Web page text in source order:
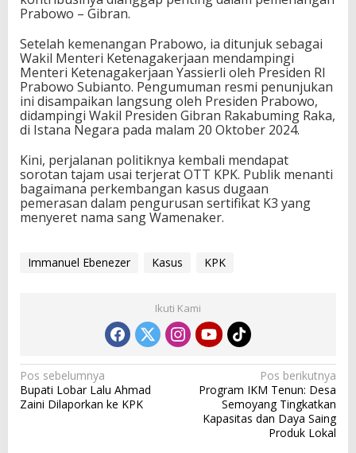
Prabowo – Gibran.
Setelah kemenangan Prabowo, ia ditunjuk sebagai
Wakil Menteri Ketenagakerjaan mendampingi
Menteri Ketenagakerjaan Yassierli oleh Presiden RI
Prabowo Subianto. Pengumuman resmi penunjukan
ini disampaikan langsung oleh Presiden Prabowo,
didampingi Wakil Presiden Gibran Rakabuming Raka,
di Istana Negara pada malam 20 Oktober 2024.
Kini, perjalanan politiknya kembali mendapat
sorotan tajam usai terjerat OTT KPK. Publik menanti
bagaimana perkembangan kasus dugaan
pemerasan dalam pengurusan sertifikat K3 yang
menyeret nama sang Wamenaker.
Immanuel Ebenezer Kasus KPK
Ikuti Kami
N
a
Pos sebelumnya
Bupati Lobar Lalu Ahmad
Zaini Dilaporkan ke KPK
Pos berikutnya
Program IKM Tenun: Desa
Semoyang Tingkatkan
Kapasitas dan Daya Saing
Produk Lokal